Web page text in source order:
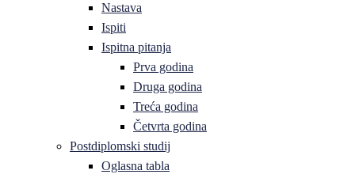
Nastava
Ispiti
Ispitna pitanja
Prva godina
Druga godina
Treća godina
Četvrta godina
Postdiplomski studij
Oglasna tabla